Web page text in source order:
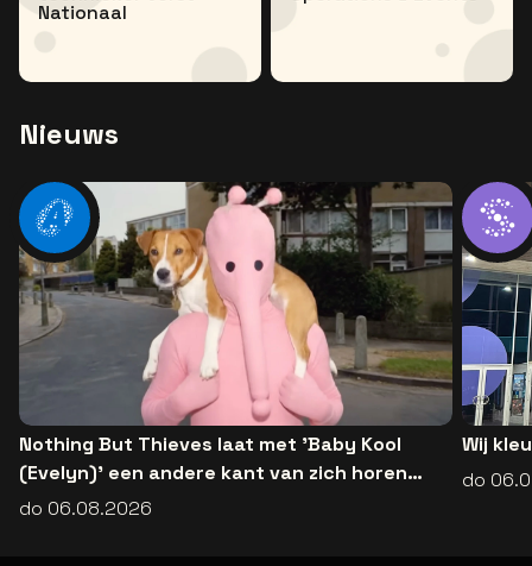
Nationaal
Nieuws
Nothing But Thieves laat met 'Baby Kool
(Evelyn)' een andere kant van zich horen
[video]
do 06.08.2026
Wij
do